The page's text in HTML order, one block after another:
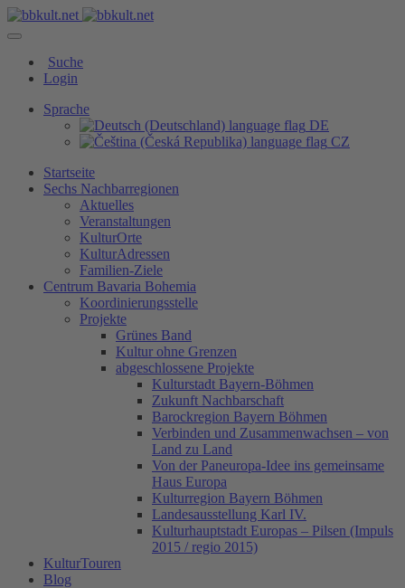
Suche
Login
Sprache
DE
CZ
Startseite
Sechs Nachbarregionen
Aktuelles
Veranstaltungen
KulturOrte
KulturAdressen
Familien-Ziele
Centrum Bavaria Bohemia
Koordinierungsstelle
Projekte
Grünes Band
Kultur ohne Grenzen
abgeschlossene Projekte
Kulturstadt Bayern-Böhmen
Zukunft Nachbarschaft
Barockregion Bayern Böhmen
Verbinden und Zusammenwachsen – von
Land zu Land
Von der Paneuropa-Idee ins gemeinsame
Haus Europa
Kulturregion Bayern Böhmen
Landesausstellung Karl IV.
Kulturhauptstadt Europas – Pilsen (Impuls
2015 / regio 2015)
KulturTouren
Blog